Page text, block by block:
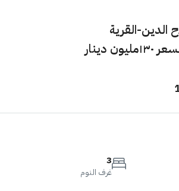
الدين-القرية
3
غرف النوم